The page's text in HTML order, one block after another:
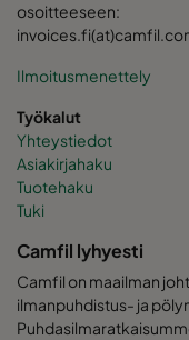
osoitteeseen:
Ilmoitusmenettely
Työkalut
Yhteystiedot
Asiakirjahaku
Tuotehaku
Tuki
Camfil lyhyesti
Camfil on maailman
ilmanpuhdistus- ja